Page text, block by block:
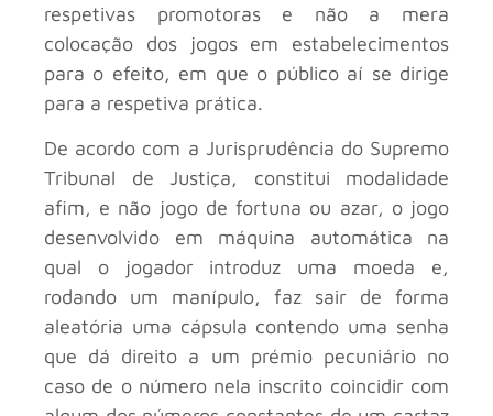
respetivas promotoras e não a mera
colocação dos jogos em estabelecimentos
para o efeito, em que o público aí se dirige
para a respetiva prática.
De acordo com a Jurisprudência do Supremo
Tribunal de Justiça, constitui modalidade
afim, e não jogo de fortuna ou azar, o jogo
desenvolvido em máquina automática na
qual o jogador introduz uma moeda e,
rodando um manípulo, faz sair de forma
aleatória uma cápsula contendo uma senha
que dá direito a um prémio pecuniário no
caso de o número nela inscrito coincidir com